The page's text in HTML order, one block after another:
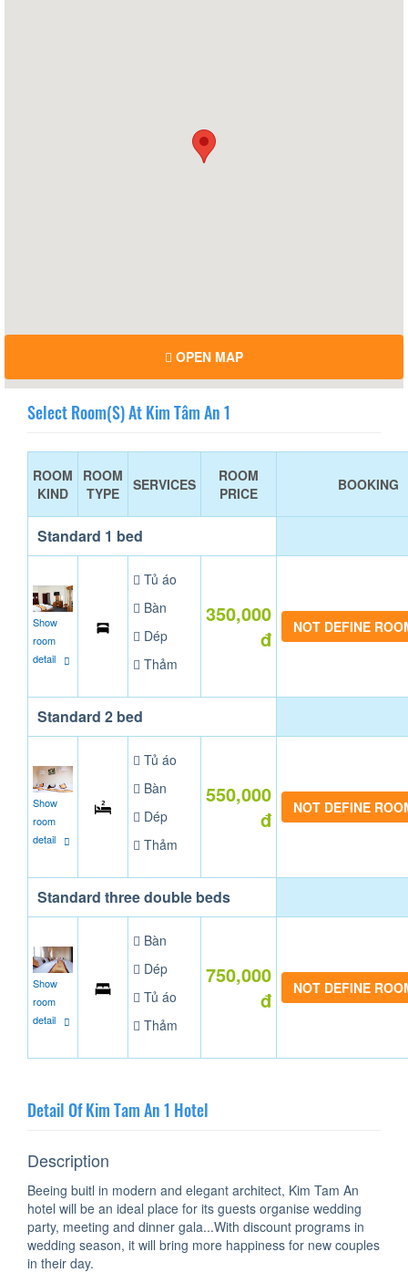
OPEN MAP
Select Room(s) At Kim Tâm An 1
ROOM
KIND
ROOM
TYPE
SERVICES
ROOM
PRICE
BOOKING
Standard 1 bed
Show
room
detail
Tủ áo
Bàn
Dép
Thảm
350,000
đ
NOT DEFINE
Standard 2 bed
Show
room
detail
Tủ áo
Bàn
Dép
Thảm
550,000
đ
NOT DEFINE
Standard three double beds
Show
room
detail
Bàn
Dép
Tủ áo
Thảm
750,000
đ
NOT DEFINE
Detail Of Kim Tam An 1 Hotel
Description
Beeing buitl in modern and elegant architect, Kim Tam An
hotel will be an ideal place for its guests organise wedding
party, meeting and dinner gala...With discount programs in
wedding season, it will bring more happiness for new couples
in their day.